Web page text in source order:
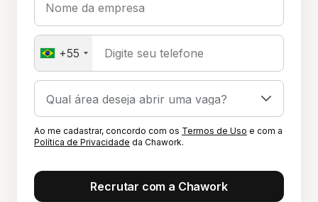
Nome da empresa
+55 Digite seu telefone
Ao me cadastrar, concordo com os Termos de Uso e com a
Política de Privacidade da Chawork.
Recrutar com a Chawork